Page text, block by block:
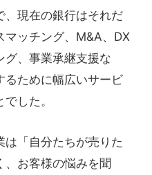
、現在の銀行はそれだ
マッチング、M&A、DX
グ、事業承継支援な
るために幅広いサービ
した。
「自分たちが売りた
、お客様の悩みを聞